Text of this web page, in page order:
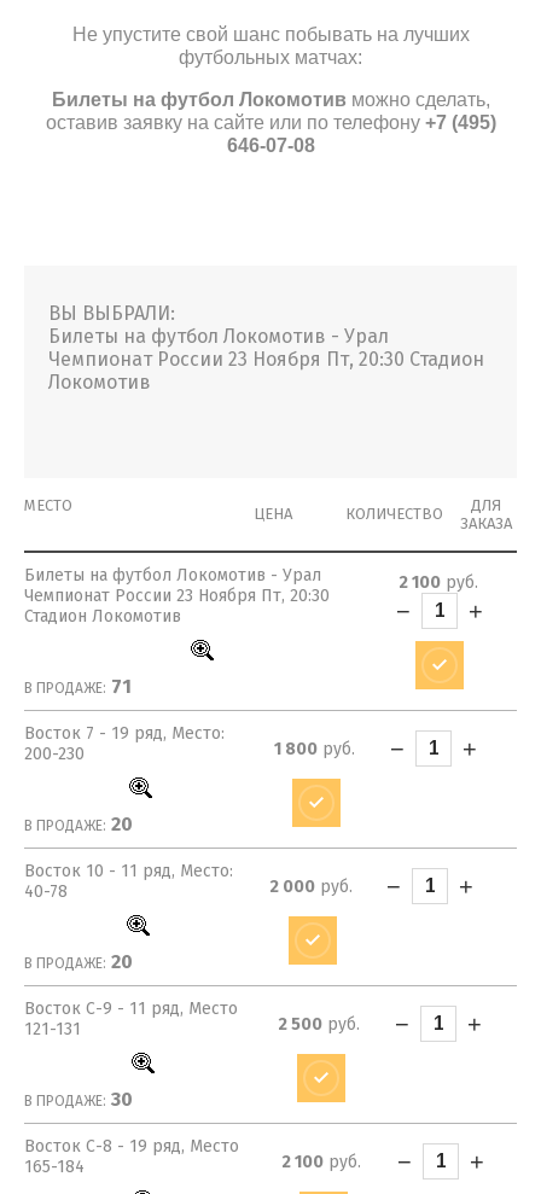
Не упустите свой шанс побывать на лучших
футбольных матчах:
Билеты на футбол Локомотив можно сделать,
оставив заявку на сайте или по телефону +7 (495)
646-07-08
ВЫ ВЫБРАЛИ:
Билеты на футбол Локомотив - Урал
Чемпионат России 23 Ноября Пт, 20:30 Стадион
Локомотив
МЕСТО ЦЕНА КОЛИЧЕСТВО
ДЛЯ
ЗАКАЗА
Билеты на футбол Локомотив - Урал
Чемпионат России 23 Ноября Пт, 20:30
Стадион Локомотив
В ПРОДАЖЕ: 71
2 100руб.
− +
Восток 7 - 19 ряд, Место:
200-230
В ПРОДАЖЕ: 20
1 800 руб. − +
Восток 10 - 11 ряд, Место:
40-78
В ПРОДАЖЕ: 20
2 000руб. − +
Восток С-9 - 11 ряд, Место
121-131
В ПРОДАЖЕ: 30
2 500 руб. − +
Восток С-8 - 19 ряд, Место
165-184
2 100 руб. − +